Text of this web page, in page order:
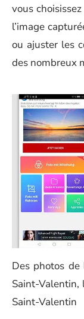
vous
l’image
ou ajuster les
des nombreux
Des photos
Saint-Valentin,
Saint-Valentin